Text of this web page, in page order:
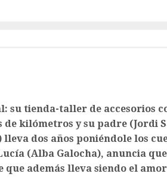
su tienda-taller de accesorios
kilómetros y su padre (Jordi
dos años poniéndole los
(Alba Galocha), anuncia
además lleva siendo el